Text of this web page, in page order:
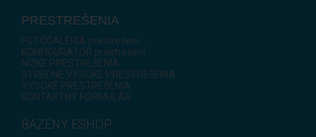
PRESTREŠENIA
FOTOGALÉRIA prestrešení
KONFIGURÁTOR prestrešení
NÍZKE PRESTREŠENIA
STREDNE VYSOKÉ PRESTREŠENIA
VYSOKÉ PRESTREŠENIA
KONTAKTNÝ FORMULÁR
BAZÉNY ESHOP